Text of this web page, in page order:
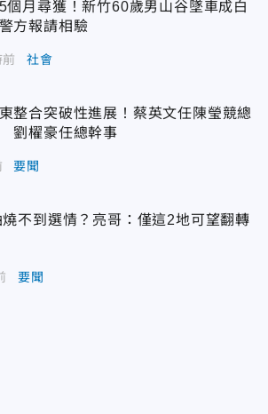
個月尋獲！新竹60歲男山谷墜車成白
方報請相驗
社會
整合突破性進展！蔡英文任陳瑩競總
劉櫂豪任總幹事
要聞
燒不到選情？亮哥：僅這2地可望翻轉
要聞